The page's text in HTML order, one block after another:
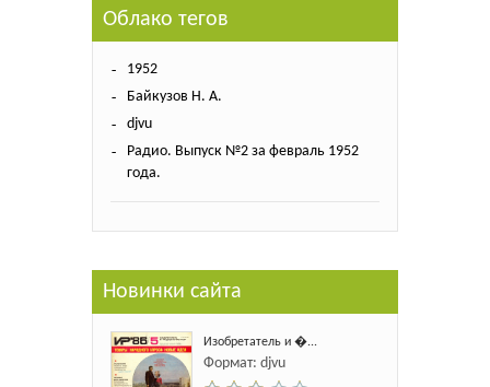
Облако тегов
1952
Байкузов Н. А.
djvu
Радио. Выпуск №2 за февраль 1952
года.
Новинки сайта
Изобретатель и �...
Формат: djvu